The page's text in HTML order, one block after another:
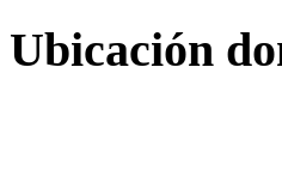
Ubicación